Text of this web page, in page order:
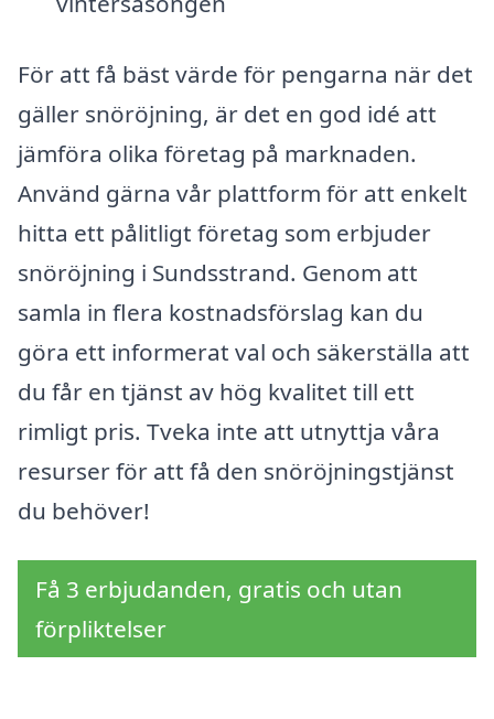
För att få bäst värde för pengarna när det
gäller snöröjning, är det en god idé att
jämföra olika företag på marknaden.
Använd gärna vår plattform för att enkelt
hitta ett pålitligt företag som erbjuder
snöröjning i Sundsstrand. Genom att
samla in flera kostnadsförslag kan du
göra ett informerat val och säkerställa att
du får en tjänst av hög kvalitet till ett
rimligt pris. Tveka inte att utnyttja våra
resurser för att få den snöröjningstjänst
du behöver!
Få 3 erbjudanden, gratis och utan
förpliktelser